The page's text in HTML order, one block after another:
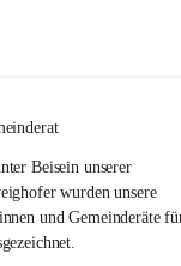
Beisein unserer
wurden unsere
und Gemeinderäte